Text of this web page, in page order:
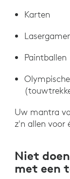
Karten
Paintballen
Uw mantra
z'n allen voor
Niet
met een